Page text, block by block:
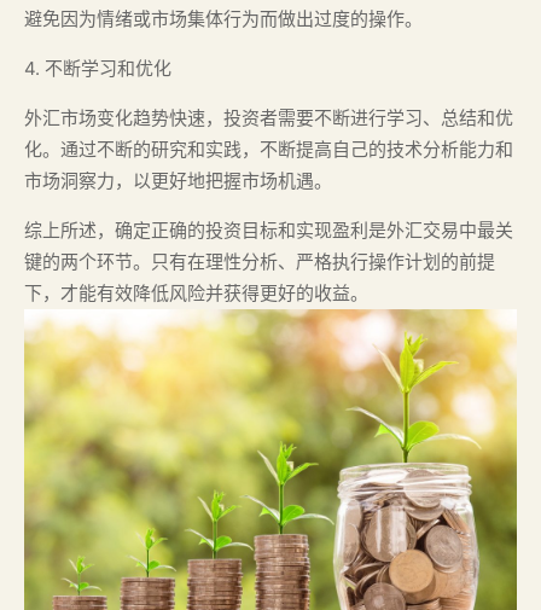
避免因为情绪或市场集体行为而做出过度的操作。
4. 不断学习和优化
外汇市场变化趋势快速，投资者需要不断进行学习、总结和优
化。通过不断的研究和实践，不断提高自己的技术分析能力和
市场洞察力，以更好地把握市场机遇。
综上所述，确定正确的投资目标和实现盈利是外汇交易中最关
键的两个环节。只有在理性分析、严格执行操作计划的前提
下，才能有效降低风险并获得更好的收益。